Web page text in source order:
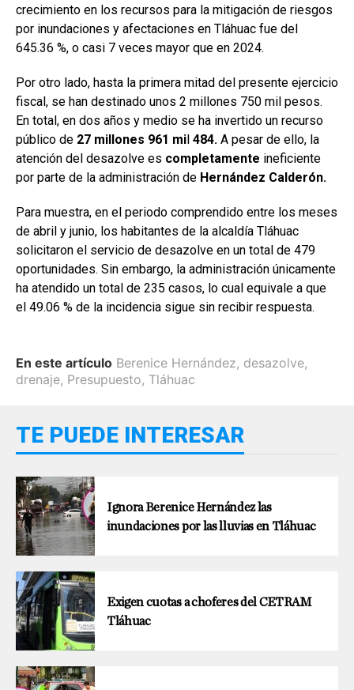
crecimiento en los recursos para la mitigación de riesgos
por inundaciones y afectaciones en Tláhuac fue del
645.36 %, o casi 7 veces mayor que en 2024.
Por otro lado, hasta la primera mitad del presente ejercicio
fiscal, se han destinado unos 2 millones 750 mil pesos.
En total, en dos años y medio se ha invertido un recurso
público de 27 millones 961 mi 484. A pesar de ello, la
atención del desazolve es completamente ineficiente
por parte de la administración de Hernández Calderón.
Para muestra, en el periodo comprendido entre los meses
de abril y junio, los habitantes de la alcaldía Tláhuac
solicitaron el servicio de desazolve en un total de 479
oportunidades. Sin embargo, la administración únicamente
ha atendido un total de 235 casos, lo cual equivale a que
el 49.06 % de la incidencia sigue sin recibir respuesta.
En este artículo Berenice Hernández, desazolve,
drenaje, Presupuesto, Tláhuac
TE PUEDE INTERESAR
Ignora Berenice Hernández las
inundaciones por las lluvias en Tláhuac
Exigen cuotas a choferes del CETRAM
Tláhuac